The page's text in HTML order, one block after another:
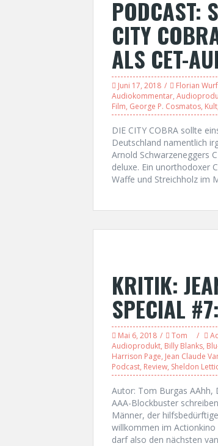
PODCAST:
CITY
ALS CET-
Juni 17, 2018 Florian
Audiokommentar,
Film, George P. Cosmatos, Kult
DIE CITY COBRA sollte
Deutschland namentlich
Arnold Schwarzeneggers
deluxe. Ein unorthodoxer
Waffe und Streichholz im
KRITIK:
SPECIAL
Mai 6, 2018 Tom
Audioprodukt, Billy Blanks,
Harrison Page, Jean Claude
Podcast, Review, Sheldon
Autor: Tom Burgas AAhh,
AAA-Blockbuster
Männer, der
willkommen im Actionkino
darf also den nächsten